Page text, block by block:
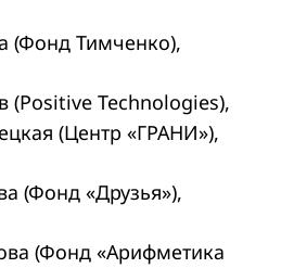
(Фонд Тимченко),
Technologies),
(Центр «ГРАНИ»),
(Фонд «Друзья»),
(Фонд «Арифметика